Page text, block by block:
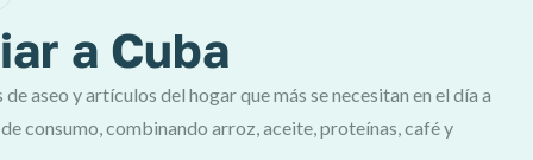
a Cuba
aseo y artículos del hogar que más se necesitan en el día a
consumo, combinando arroz, aceite, proteínas, café y